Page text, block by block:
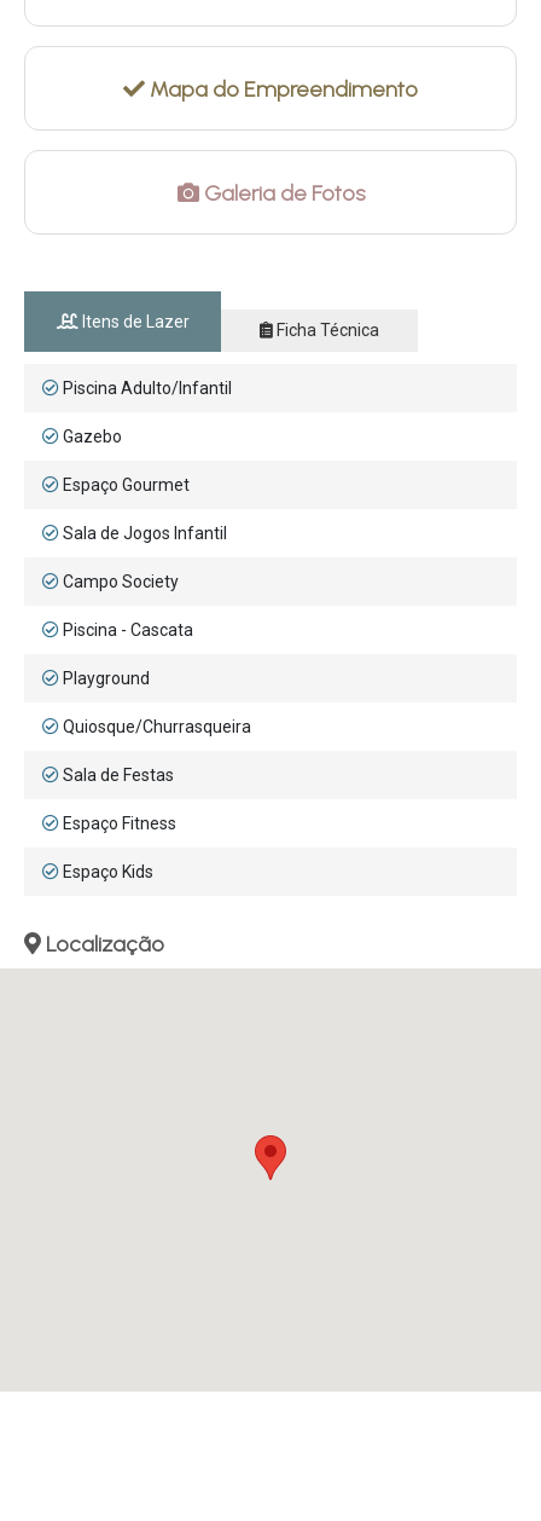
Mapa do Empreendimento
Galeria de Fotos
Itens de Lazer Ficha Técnica
Piscina Adulto/Infantil
Gazebo
Espaço Gourmet
Sala de Jogos Infantil
Campo Society
Piscina - Cascata
Playground
Quiosque/Churrasqueira
Sala de Festas
Espaço Fitness
Espaço Kids
Localização